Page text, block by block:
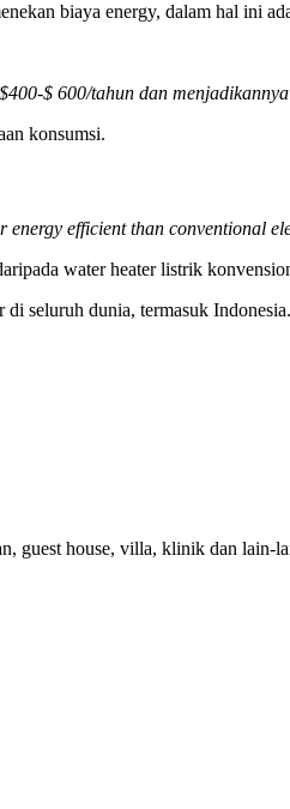
biaya energy, dalam hal ini
$ 600/tahun dan
konsumsi.
efficient than conventional
water heater listrik
di seluruh dunia, termasuk Indonesia.
guest house, villa, klinik dan lain-